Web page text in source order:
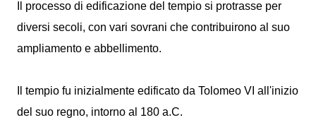
Il processo di edificazione del tempio si protrasse per
diversi secoli, con vari sovrani che contribuirono al suo
ampliamento e abbellimento.
Il tempio fu inizialmente edificato da Tolomeo VI all'inizio
del suo regno, intorno al 180 a.C.